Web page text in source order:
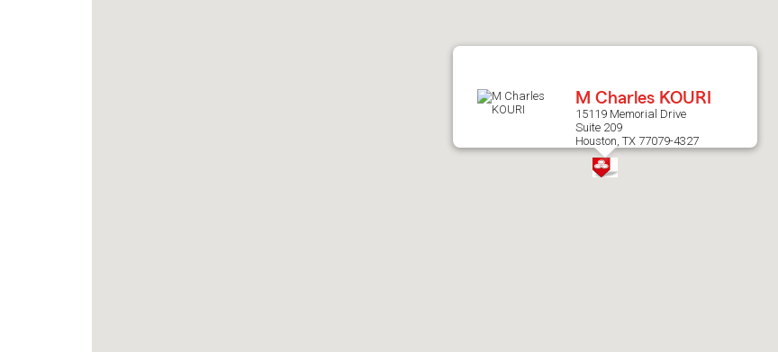
M Charles KOURI
15119 Memorial Drive
Suite 209
Houston, TX 77079-4327